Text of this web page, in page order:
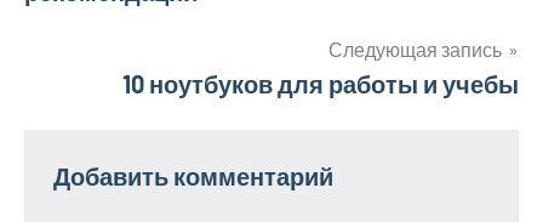
Следующая запись
10 ноутбуков для работы и учебы
Добавить комментарий